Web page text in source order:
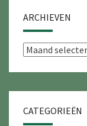
ARCHIEVEN
Archieven
CATEGORIEËN